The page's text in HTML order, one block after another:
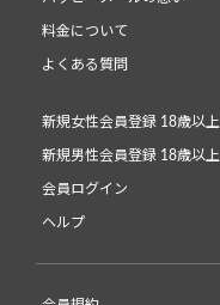
料金について
よくある質問
新規女性会員登録 18歳以上
新規男性会員登録 18歳以上
会員ログイン
ヘルプ